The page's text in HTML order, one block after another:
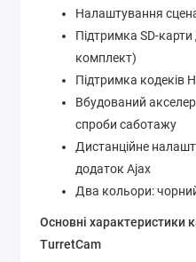
Налаштування
Підтримка SD-
комплект)
Підтримка кодеків
Вбудований
спроби саботажу
Дистанційне
додаток Ajax
Два кольори:
Основні характеристики
TurretCam